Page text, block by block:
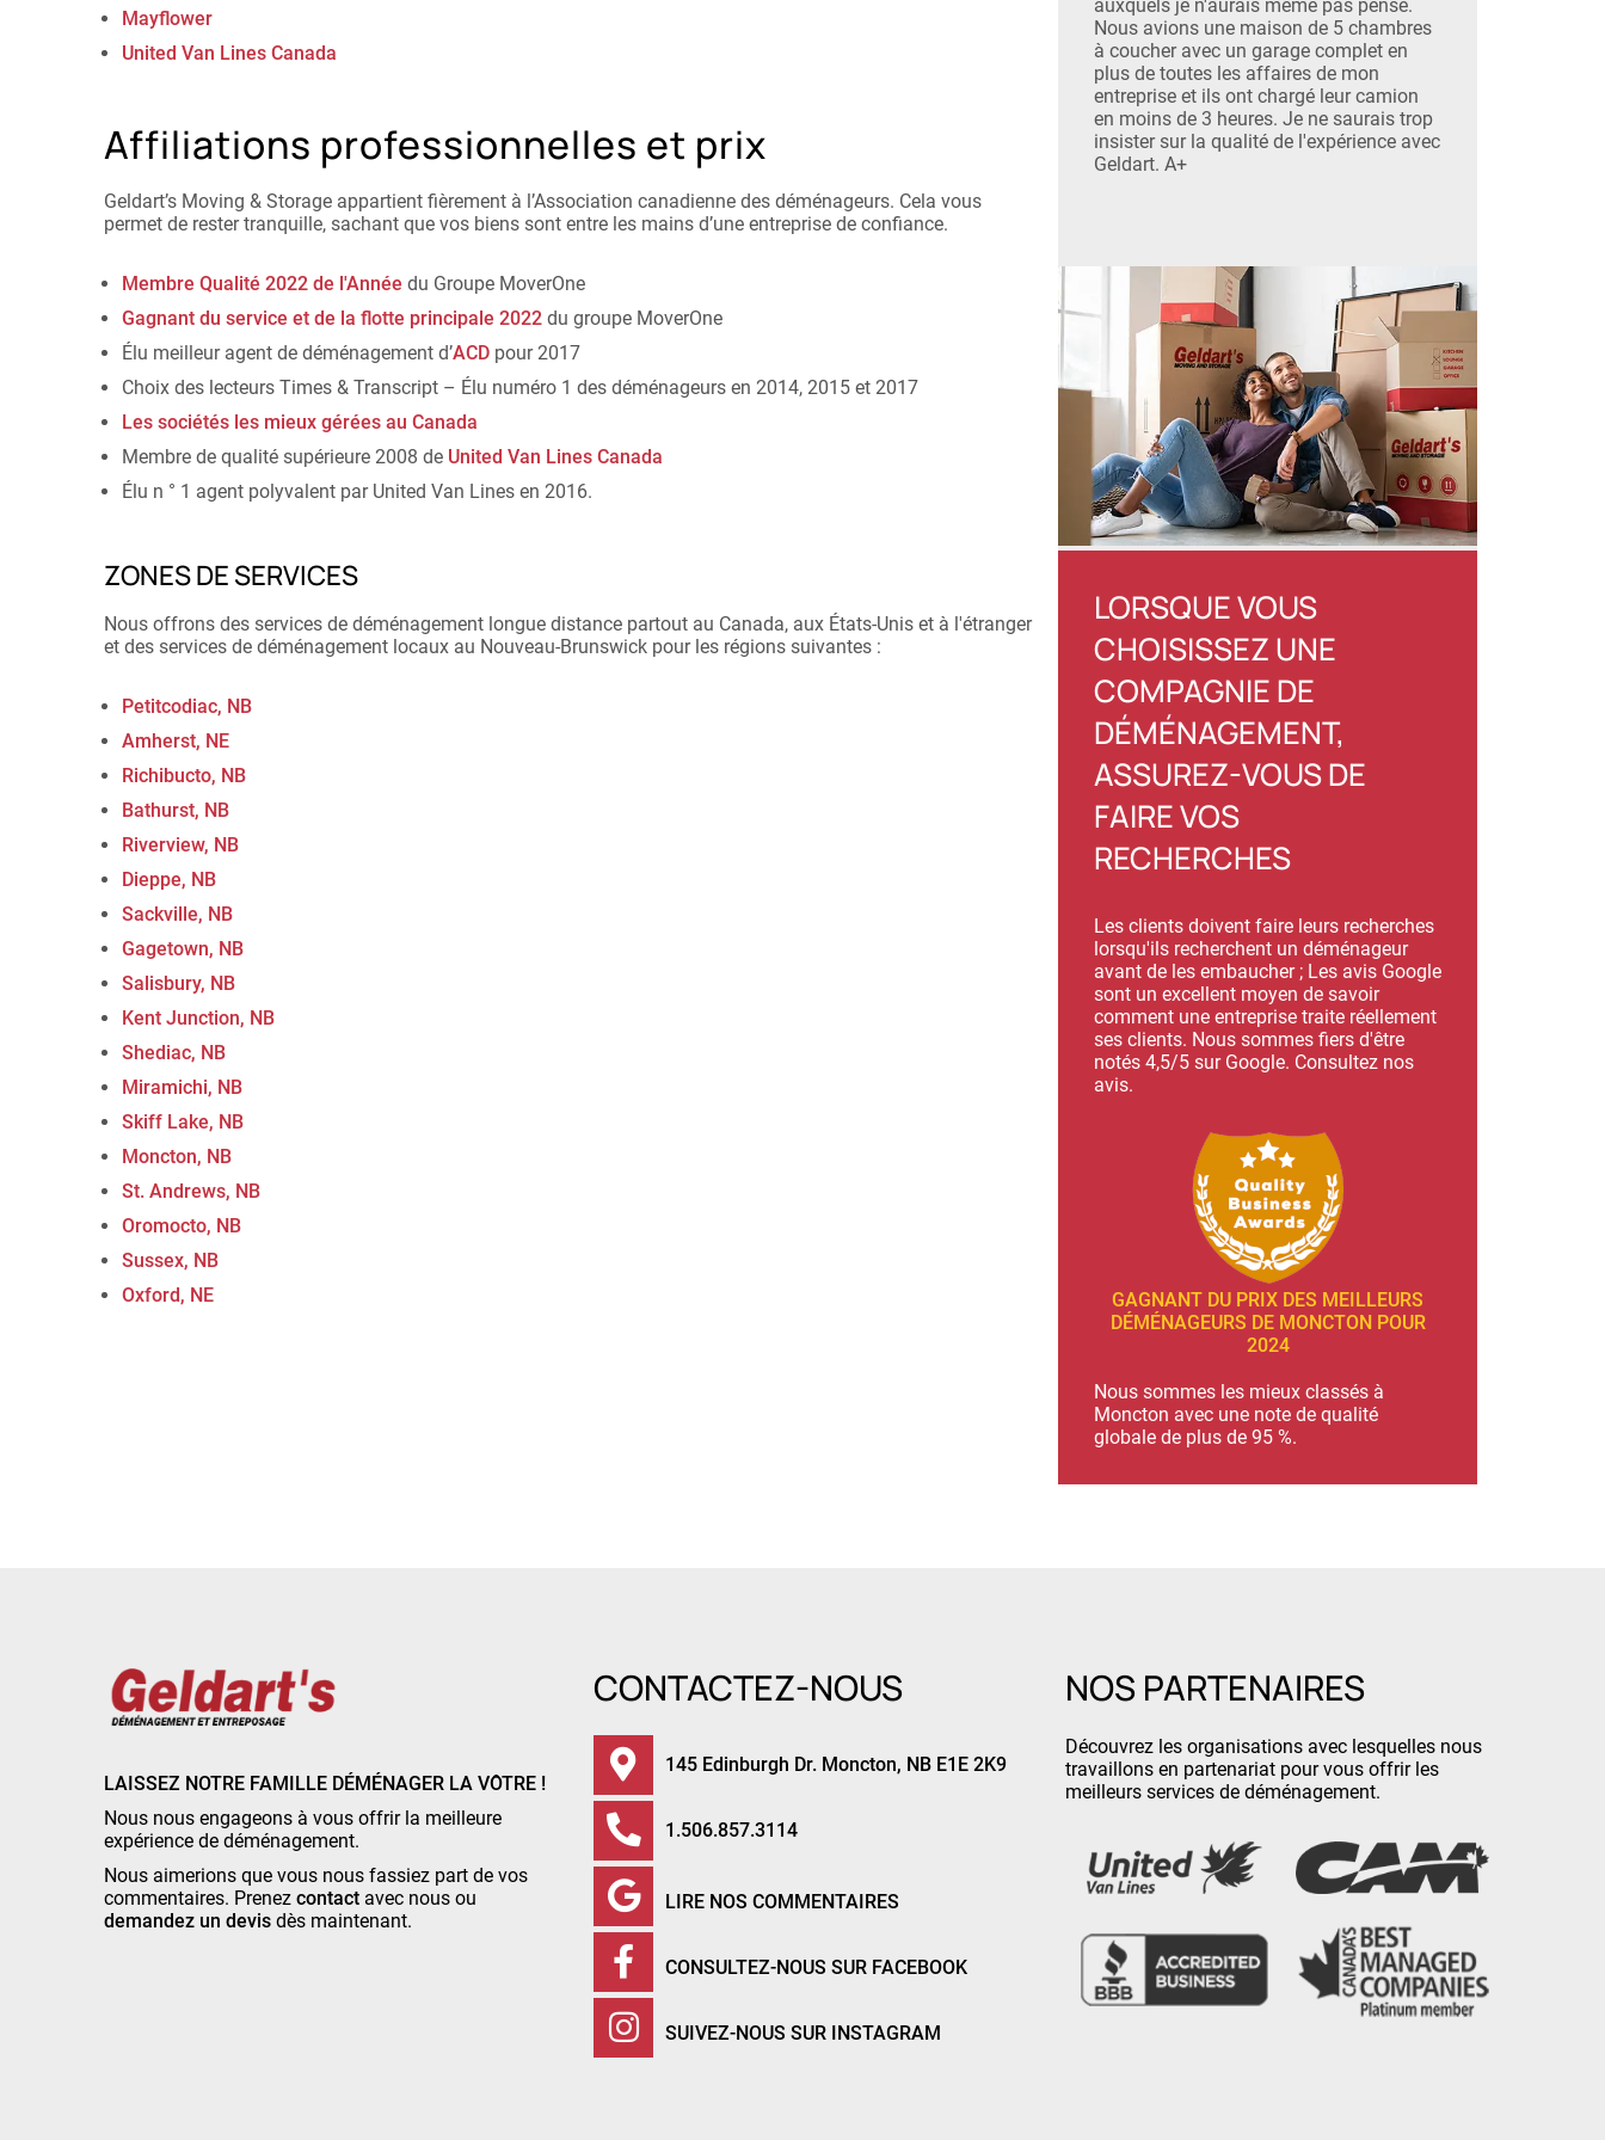
Mayflower
United Van Lines Canada
Affiliations professionnelles et prix
Geldart’s Moving & Storage appartient fièrement à l’Association canadienne des déménageurs. Cela vous
permet de rester tranquille, sachant que vos biens sont entre les mains d’une entreprise de confiance.
Membre Qualité 2022 de l'Année du Groupe MoverOne
Gagnant du service et de la flotte principale 2022 du groupe MoverOne
Élu meilleur agent de déménagement d’ACD pour 2017
Choix des lecteurs Times & Transcript – Élu numéro 1 des déménageurs en 2014, 2015 et 2017
Les sociétés les mieux gérées au Canada
Membre de qualité supérieure 2008 de United Van Lines Canada
Élu n ° 1 agent polyvalent par United Van Lines en 2016.
ZONES DE SERVICES
Nous offrons des services de déménagement longue distance partout au Canada, aux États-Unis et à l'étranger
et des services de déménagement locaux au Nouveau-Brunswick pour les régions suivantes :
Petitcodiac, NB
Amherst, NE
Richibucto, NB
Bathurst, NB
Riverview, NB
Dieppe, NB
Sackville, NB
Gagetown, NB
Salisbury, NB
Kent Junction, NB
Shediac, NB
Miramichi, NB
Skiff Lake, NB
Moncton, NB
St. Andrews, NB
Oromocto, NB
Sussex, NB
Oxford, NE
n'était pas prête pour nous. Ils ont aidé
les occupants à déménager leurs affaires
pour que nous puissions installer les
auxquels je n'aurais même pas pensé.
Nous avions une maison de 5 chambres
à coucher avec un garage complet en
plus de toutes les affaires de mon
entreprise et ils ont chargé leur camion
en moins de 3 heures. Je ne saurais trop
insister sur la qualité de l'expérience avec
Geldart. A+
LORSQUE VOUS
CHOISISSEZ UNE
COMPAGNIE DE
DÉMÉNAGEMENT,
ASSUREZ-VOUS DE
FAIRE VOS
RECHERCHES
Les clients doivent faire leurs recherches
lorsqu'ils recherchent un déménageur
avant de les embaucher ; Les avis Google
sont un excellent moyen de savoir
comment une entreprise traite réellement
ses clients. Nous sommes fiers d'être
notés 4,5/5 sur Google. Consultez nos
avis.
GAGNANT DU PRIX DES MEILLEURS
DÉMÉNAGEURS DE MONCTON POUR
2024
Nous sommes les mieux classés à
Moncton avec une note de qualité
globale de plus de 95 %.
LAISSEZ NOTRE FAMILLE DÉMÉNAGER LA VÔTRE !
Nous nous engageons à vous offrir la meilleure
expérience de déménagement.
Nous aimerions que vous nous fassiez part de vos
commentaires. Prenez contact avec nous ou
demandez un devis dès maintenant.
CONTACTEZ-NOUS
145 Edinburgh Dr. Moncton, NB E1E 2K9
1.506.857.3114
LIRE NOS COMMENTAIRES
CONSULTEZ-NOUS SUR FACEBOOK
SUIVEZ-NOUS SUR INSTAGRAM
NOS PARTENAIRES
Découvrez les organisations avec lesquelles nous
travaillons en partenariat pour vous offrir les
meilleurs services de déménagement.